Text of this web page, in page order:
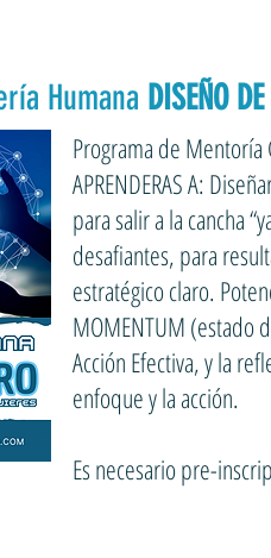
Humana DISEÑO
Programa de Mentoría
APRENDERAS A:
para salir a la cancha
desafiantes, para
estratégico claro.
MOMENTUM (estado
Acción Efectiva, y la
enfoque y la acción.
Es necesario pre-